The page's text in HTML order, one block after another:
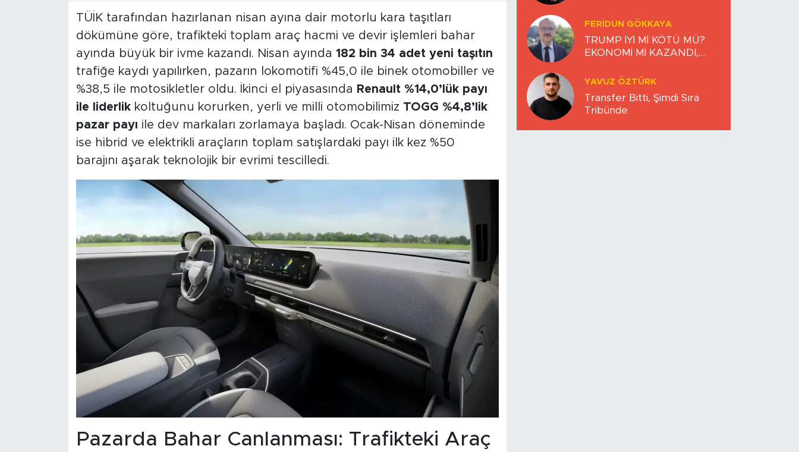
TÜİK tarafından hazırlanan nisan ayına dair motorlu kara taşıtları
dökümüne göre, trafikteki toplam araç hacmi ve devir işlemleri bahar
ayında büyük bir ivme kazandı. Nisan ayında 182 bin 34 adet yeni taşıtın
trafiğe kaydı yapılırken, pazarın lokomotifi %45,0 ile binek otomobiller ve
%38,5 ile motosikletler oldu. İkinci el piyasasında Renault %14,0’lük payı
ile liderlikkoltuğunu korurken, yerli ve milli otomobilimiz TOGG %4,8’lik
pazar payı ile dev markaları zorlamaya başladı. Ocak-Nisan döneminde
ise hibrid ve elektrikli araçların toplam satışlardaki payı ilk kez %50
barajını aşarak teknolojik bir evrimi tescilledi.
Pazarda Bahar Canlanması: Trafikteki Araç
FERIDUN GÖKKAYA
TRUMP İYİ Mİ KÖTÜ MÜ?
EKONOMİ Mİ KAZANDI,
YAVUZ ÖZTÜRK
Transfer Bitti, Şimdi Sıra
Tribünde